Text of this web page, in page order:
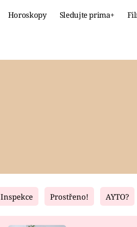
Horoskopy Sledujte prima+
Fresh
Inspekce Prostřeno! AYTO?